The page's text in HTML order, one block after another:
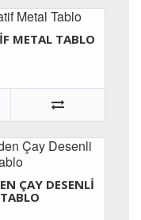
METAL TABLO
ÇAY DESENLI